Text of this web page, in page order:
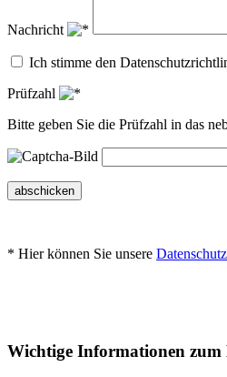
Nachricht
Ich stimme den
Prüfzahl
Bitte geben Sie die Prüfzahl in das
abschicken
* Hier können Sie unsere
Wichtige Informationen